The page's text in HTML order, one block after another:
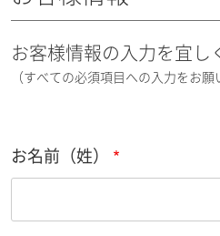
お客様情報の入力を宜し
（すべての必須項目への入力をお願
お名前（姓）